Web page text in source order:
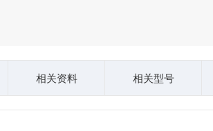
相关资料 相关型号